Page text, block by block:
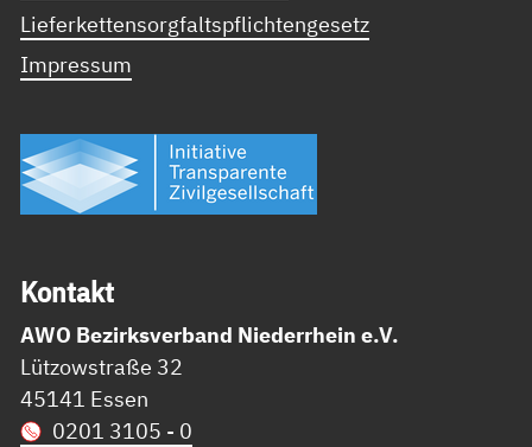
Lieferkettensorgfaltspflichtengesetz
Impressum
Kon­takt
AWO Bezirksverband Niederrhein e.V.
Lützowstraße 32
45141 Essen
0201 3105 - 0